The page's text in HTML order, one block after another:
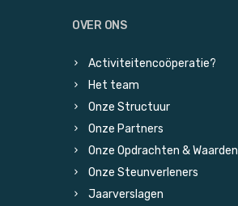
OVER ONS
Activiteitencoöperatie?
Het team
Onze Structuur
Onze Partners
Onze Opdrachten & Waarden
Onze Steunverleners
Jaarverslagen